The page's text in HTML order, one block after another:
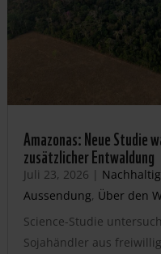
Amazonas: Neue Studie
zusätzlicher Entwaldung
Juli 23, 2026 |
Aussendung, Über den
Science-Studie
Sojahändler aus